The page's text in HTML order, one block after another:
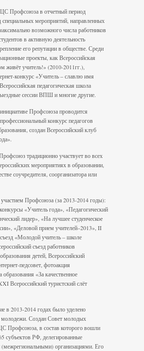
Профсоюза в отчетный период
специальных мероприятий, направленных
возможного числа работников
в активную деятельность
его репутации в обществе. Среди
проекты, как Всероссийская
живёт учитель!» (2010-2011гг.),
конкурс «Учитель – славлю имя
педагогическая школа
сессии ВПШ и многие другие.
Профсоюза проводится
конкурс педагогов
создан Всероссийский клуб
традиционно участвует во всех
мероприятиях в образовании,
соучредителя, соорганизатора или
Профсоюза (за 2013-2014 годы):
«Учитель года», «Педагогический
лидер», «На лучшее студенческое
«Деловой прием учителей–2013», II
«Молодой учитель – школе
съезд работников
детей, Всероссийский
педсовет, фотоакция
образования «За качественное
Всероссийский туристский слёт
в 2013-2014 годах было уделено
молодежи. Создан Совет молодых
Профсоюза, в состав которого вошли
субъектов РФ, делегированные
организациями. Его